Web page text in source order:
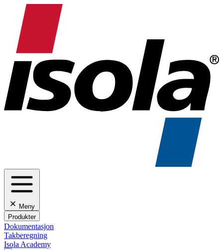
Meny
Produkter
Dokumentasjon
Takberegning
Isola Academy